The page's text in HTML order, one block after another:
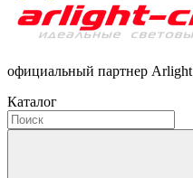
официальный партнер Arlight
Каталог